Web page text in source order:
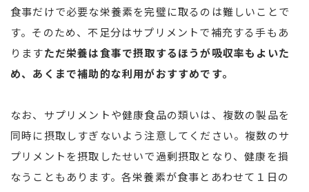
食事だけで必要な栄養素を完璧に取るのは難しいことで
す。そのため、不足分はサプリメントで補充する手もあ
りますただ栄養は食事で摂取するほうが吸収率もよいた
め、あくまで補助的な利用がおすすめです。
なお、サプリメントや健康食品の類いは、複数の製品を
同時に摂取しすぎないよう注意してください。複数のサ
プリメントを摂取したせいで過剰摂取となり、健康を損
なうこともあります。各栄養素が食事とあわせて１日の